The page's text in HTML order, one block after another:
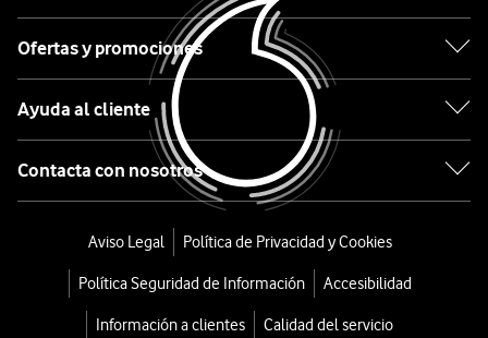
Rowenta
Aspiradora
sin
cable
especial
Mascotas
Ofertas y promociones
Ayuda al cliente
Contacta con nosotros
Aviso Legal Política de Privacidad y Cookies
Política Seguridad de Información Accesibilidad
Información a clientes Calidad del servicio